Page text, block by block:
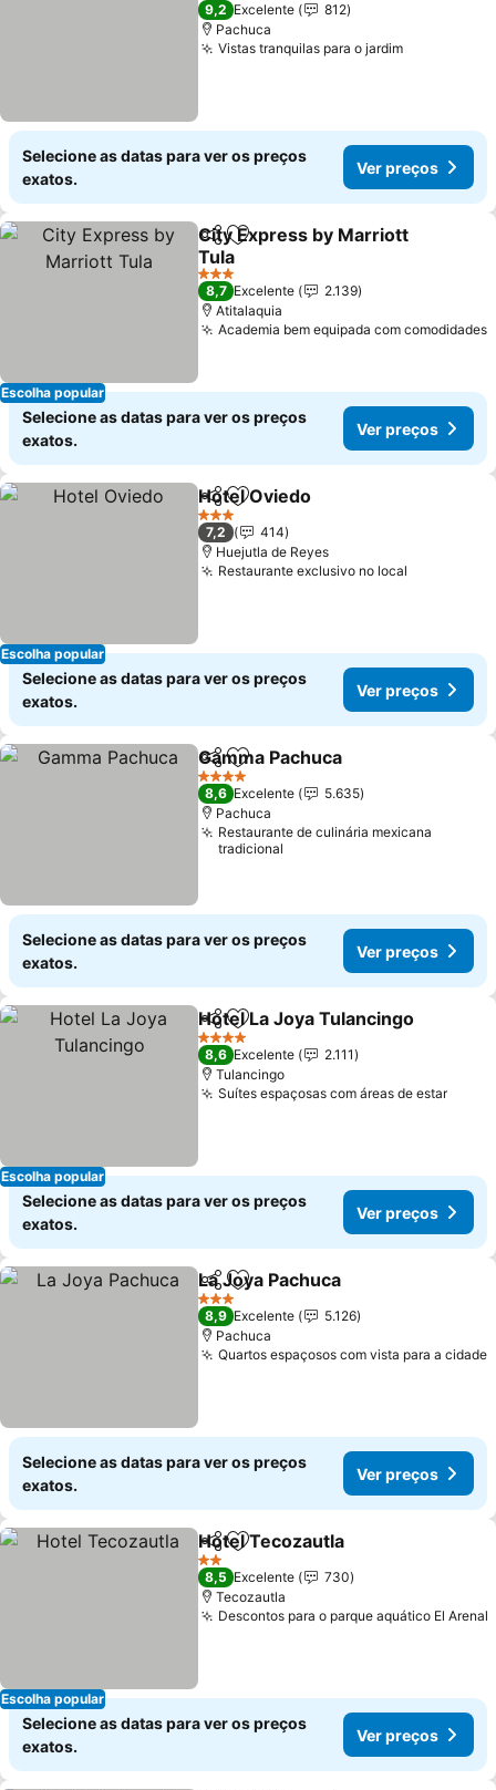
9,2 Excelente
812
Pachuca
Vistas tranquilas para o jardim
Selecione as datas para ver os preços
exatos.
Ver preços
Escolha popular
PartilharAdicionar aos favoritos
City Express by Marriott
Tula
3 Estrelas
8,7 Excelente
2.139
Atitalaquia
Academia bem equipada com comodidades
Selecione as datas para ver os preços
exatos.
Ver preços
Escolha popular
PartilharAdicionar aos favoritos
Hotel Oviedo
3 Estrelas
7,2
414
Huejutla de Reyes
Restaurante exclusivo no local
Selecione as datas para ver os preços
exatos.
Ver preços
PartilharAdicionar aos favoritos
Gamma Pachuca
4 Estrelas
8,6 Excelente
5.635
Pachuca
Restaurante de culinária mexicana
tradicional
Selecione as datas para ver os preços
exatos.
Ver preços
Escolha popular
PartilharAdicionar aos favoritos
Hotel La Joya Tulancingo
4 Estrelas
8,6 Excelente
2.111
Tulancingo
Suítes espaçosas com áreas de estar
Selecione as datas para ver os preços
exatos.
Ver preços
PartilharAdicionar aos favoritos
La Joya Pachuca
3 Estrelas
8,9 Excelente
5.126
Pachuca
Quartos espaçosos com vista para a cidade
Selecione as datas para ver os preços
exatos.
Ver preços
Escolha popular
PartilharAdicionar aos favoritos
Hotel Tecozautla
2 Estrelas
8,5 Excelente
730
Tecozautla
Descontos para o parque aquático El Arenal
Selecione as datas para ver os preços
exatos.
Ver preços